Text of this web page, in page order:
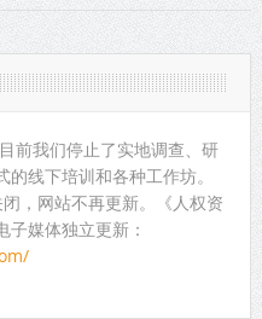
前我们停止了实地调查、研
线下培训和各种工作坊。
，网站不再更新。《人权资
媒体独立更新：